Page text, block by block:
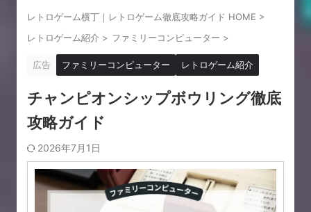
レトロゲーム横丁｜レトロゲーム徹底攻略ガイド HOME >
レトロゲーム紹介 > ファミリーコンピューター >
広告 ファミリーコンピューター レトロゲーム紹介
チャンピオンシップボウリング徹底
攻略ガイド
2026年7月1日